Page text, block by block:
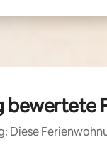
bewertete
Diese